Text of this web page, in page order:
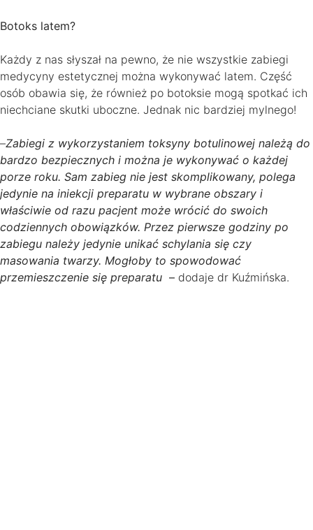
Botoks latem?
Każdy z nas słyszał na pewno, że nie wszystkie zabiegi
medycyny estetycznej można wykonywać latem. Część
osób obawia się, że również po botoksie mogą spotkać ich
niechciane skutki uboczne. Jednak nic bardziej mylnego!
–Zabiegi z wykorzystaniem toksyny botulinowej należą do
bardzo bezpiecznych i można je wykonywać o każdej
porze roku. Sam zabieg nie jest skomplikowany, polega
jedynie na iniekcji preparatu w wybrane obszary i
właściwie od razu pacjent może wrócić do swoich
codziennych obowiązków. Przez pierwsze godziny po
zabiegu należy jedynie unikać schylania się czy
masowania twarzy. Mogłoby to spowodować
przemieszczenie się preparatu – dodaje dr Kuźmińska.